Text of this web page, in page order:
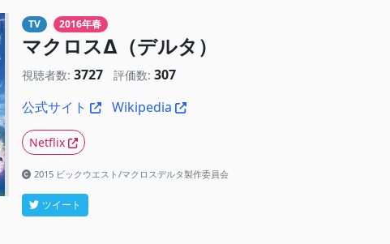
TV 2016年春
マクロスΔ（デルタ）
視聴者数: 3727 評価数: 307
公式サイト
Wikipedia
Netflix
2015 ビックウエスト/マクロスデルタ製作委員会
ツイート